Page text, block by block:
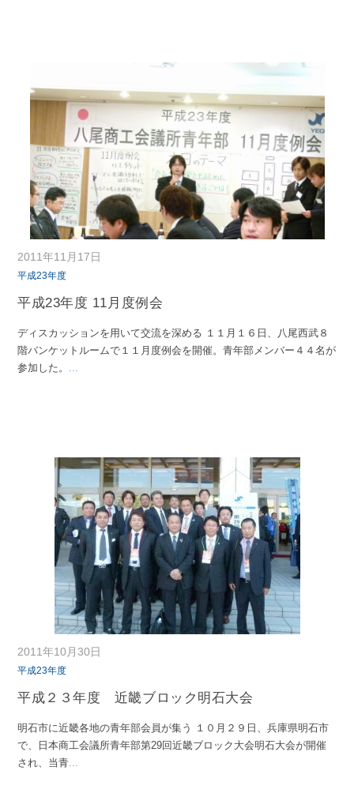
2011年11月17日
平成23年度
平成23年度 11月度例会
ディスカッションを用いて交流を深める １１月１６日、八尾西武８
階バンケットルームで１１月度例会を開催。青年部メンバー４４名が
参加した。
2011年10月30日
平成23年度
平成２３年度 近畿ブロック明石大会
明石市に近畿各地の青年部会員が集う １０月２９日、兵庫県明石市
で、日本商工会議所青年部第29回近畿ブロック大会明石大会が開催
され、当青